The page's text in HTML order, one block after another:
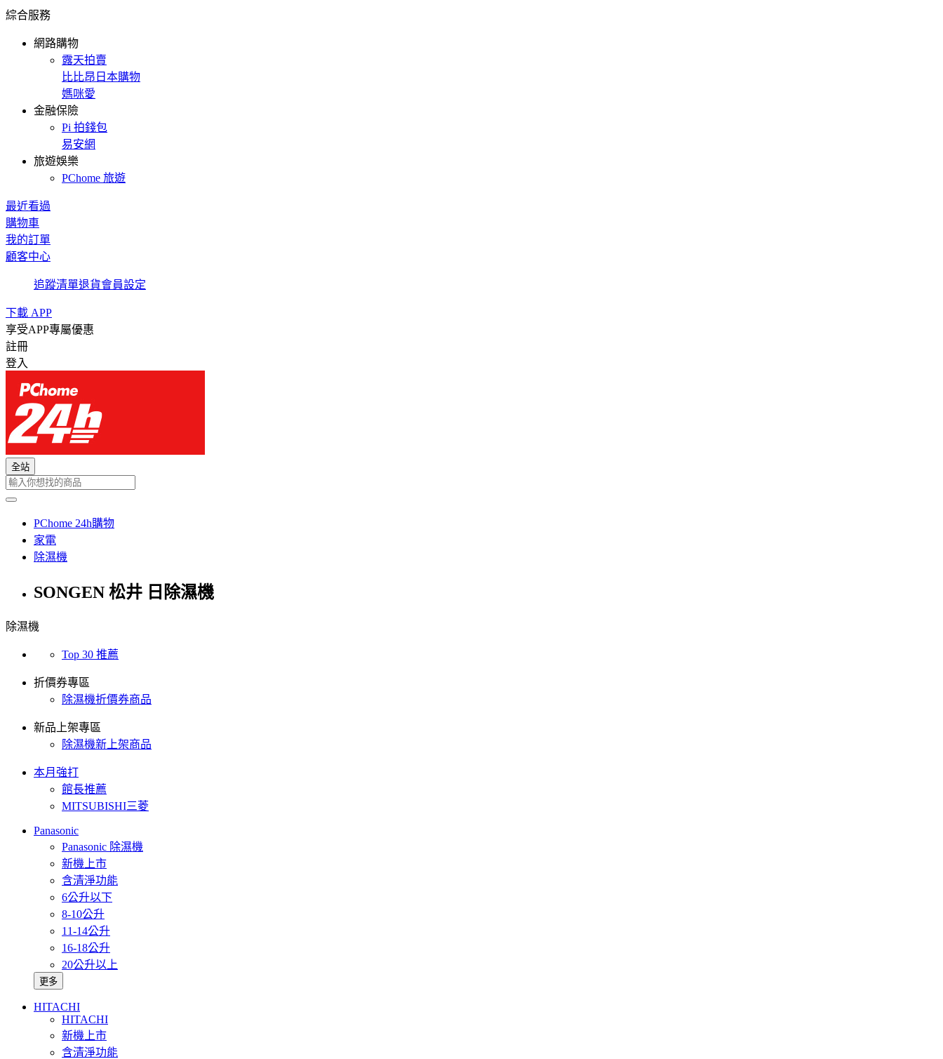
綜合服務
網路購物
露天拍賣
比比昂日本購物
媽咪愛
金融保險
Pi 拍錢包
易安網
旅遊娛樂
PChome 旅遊
最近看過
購物車
我的訂單
顧客中心
追蹤清單退貨會員設定
下載 APP
享受APP專屬優惠
註冊
登入
全站
PChome 24h購物
家電
除濕機
SONGEN 松井 日除濕機
除濕機
Top 30 推薦
折價券專區
除濕機折價券商品
新品上架專區
除濕機新上架商品
本月強打
館長推薦
MITSUBISHI三菱
Panasonic
Panasonic 除濕機
新機上市
含清淨功能
6公升以下
8-10公升
11-14公升
16-18公升
20公升以上
更多
HITACHI
HITACHI
新機上市
含清淨功能